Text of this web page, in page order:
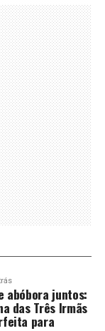
abóbora juntos:
das Três Irmãs
para